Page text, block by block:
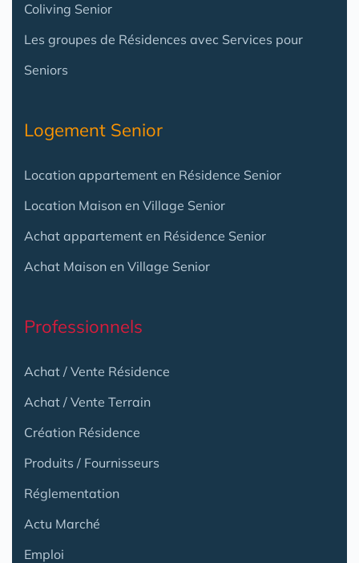
Coliving Senior
Les groupes de Résidences avec Services pour
Seniors
Logement Senior
Location appartement en Résidence Senior
Location Maison en Village Senior
Achat appartement en Résidence Senior
Achat Maison en Village Senior
Professionnels
Achat / Vente Résidence
Achat / Vente Terrain
Création Résidence
Produits / Fournisseurs
Réglementation
Actu Marché
Emploi